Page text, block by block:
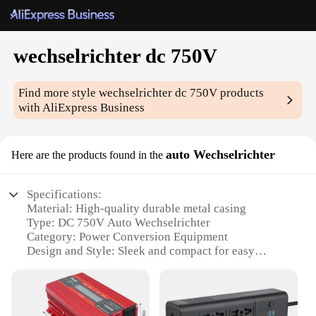
wechselrichter dc 750V
Find more stylewechselrichter dc 750V products
with AliExpress Business
Here are the products found in the auto Wechselrichter
Specifications:
Material: High-quality durable metal casing
Type: DC 750V Auto Wechselrichter
Category: Power Conversion Equipment
Design and Style: Sleek and compact for easy
Usage and Purpose: Ideal for various electronic
devices requiring stable power conversion
Performance and Property: Efficient power transfer